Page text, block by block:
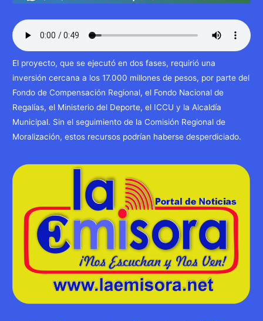
El proyecto, que se ejecutó en dos fases, requirió una
inversión cercana a los 17.000 millones de pesos, por parte del
Fondo de Compensación Regional, el Fondo Nacional de
Regalías, el Ministerio del Deporte, el ICCU y la Alcaldía
Municipal. Sin el seguimiento de la Comisión Regional de
Moralización, estos recursos podrían haberse desperdiciado.